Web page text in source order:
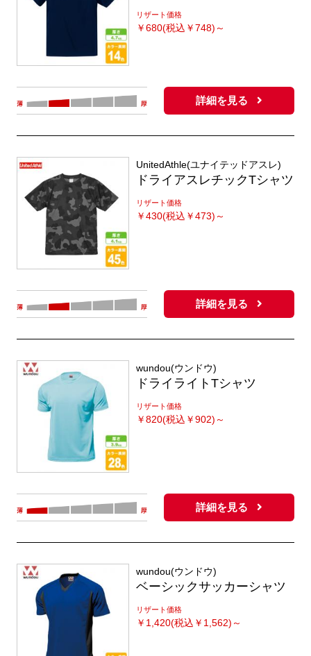
リザート価格
￥680(税込￥748)～
詳細を見る
UnitedAthle(ユナイテッドアスレ)
ドライアスレチックTシャツ
リザート価格
￥430(税込￥473)～
詳細を見る
wundou(ウンドウ)
ドライライトTシャツ
リザート価格
￥820(税込￥902)～
詳細を見る
wundou(ウンドウ)
ベーシックサッカーシャツ
リザート価格
￥ 1,420(税込￥1,562)～